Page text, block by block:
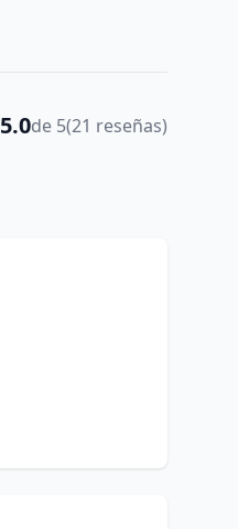
5.0de 5(21 reseñas)